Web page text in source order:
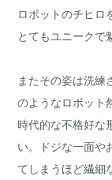
ロボットのチヒロ
とてもユニークで
またその姿は洗練
のようなロボット
時代的な不格好な
い。ドジな一面や
てしまうほど繊細